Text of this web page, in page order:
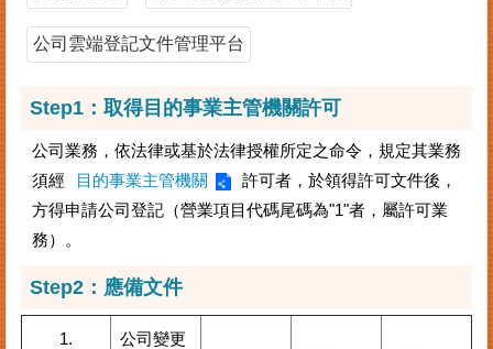
資
料
詢
案
件
進
度
查
便
公司雲端登記文件管理平台
Step1：取得目的事業主管機關許可
公司業務，依法律或基於法律授權所定之命令，規定其業務
須經
目的事業主管機關
許可者，於領得許可文件後，
方得申請公司登記（營業項目代碼尾碼為"1"者，屬許可業
務）。
Step2： 應備文件
1.
公司變更